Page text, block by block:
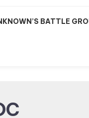
BATTLE